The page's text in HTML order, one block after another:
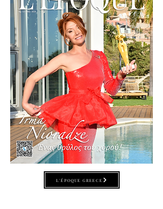
L'ÉPOQUE GREECE